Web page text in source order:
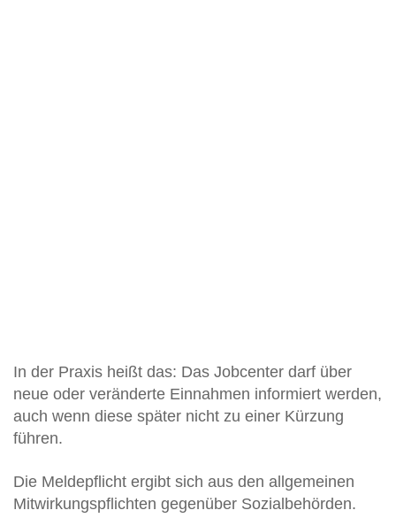
In der Praxis heißt das: Das Jobcenter darf über
neue oder veränderte Einnahmen informiert werden,
auch wenn diese später nicht zu einer Kürzung
führen.
Die Meldepflicht ergibt sich aus den allgemeinen
Mitwirkungspflichten gegenüber Sozialbehörden.